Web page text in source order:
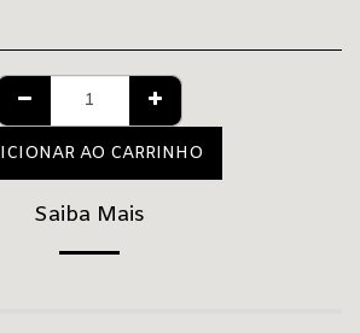
AO CARRINHO
Saiba Mais